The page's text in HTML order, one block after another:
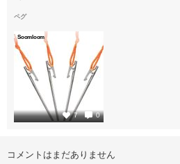
ペグ
Soomloom
7 0
コメントはまだありません